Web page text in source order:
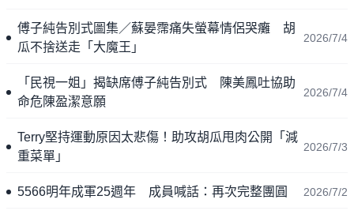
傅子純告別式圖集／蘇晏霈痛失螢幕情侶哭癱 胡
瓜不捨送走「大魔王」
2026/7/4
「民視一姐」揭缺席傅子純告別式 陳美鳳吐協助
命危陳盈潔意願
2026/7/4
Terry堅持運動原因太悲傷！助攻胡瓜甩肉公開「減
重菜單」
2026/7/3
5566明年成軍25週年 成員喊話：再次完整團圓 2026/7/2